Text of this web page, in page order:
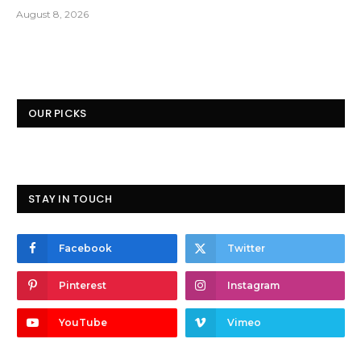
August 8, 2026
OUR PICKS
STAY IN TOUCH
Facebook Twitter
Pinterest Instagram
YouTube Vimeo